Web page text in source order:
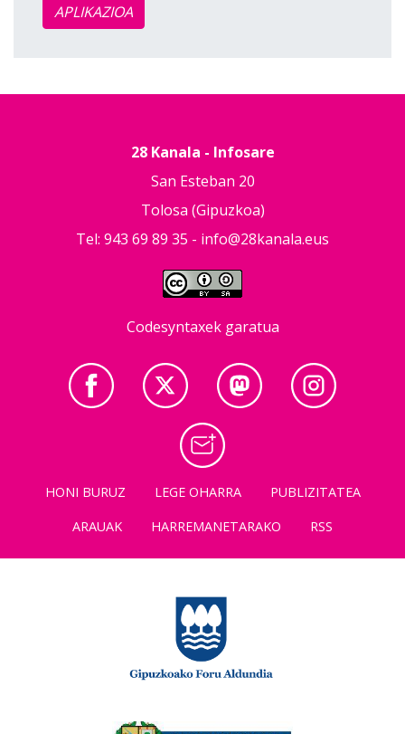
APLIKAZIOA
28 Kanala - Infosare
San Esteban 20
Tolosa (Gipuzkoa)
Tel: 943 69 89 35 - info@28kanala.eus
Codesyntaxek garatua
HONI BURUZ LEGE OHARRA
PUBLIZITATEA
ARAUAK
HARREMANETARAKO RSS